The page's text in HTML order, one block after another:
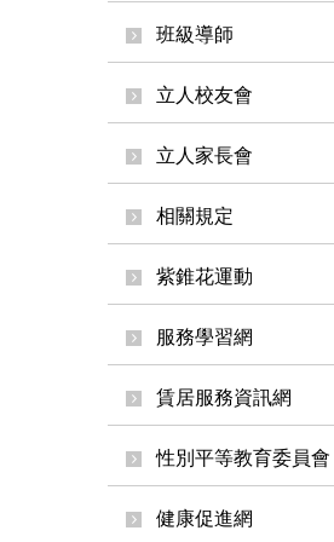
班級導師
立人校友會
立人家長會
相關規定
紫錐花運動
服務學習網
賃居服務資訊網
性別平等教育委員會
健康促進網